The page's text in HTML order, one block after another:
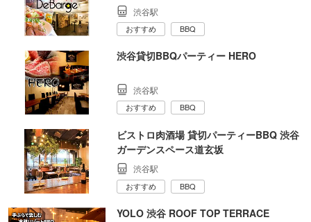
渋谷駅
おすすめ BBQ
渋谷貸切BBQパーティー HERO
渋谷駅
おすすめ BBQ
ビストロ肉酒場 貸切パーティーBBQ 渋谷
ガーデンスペース道玄坂
渋谷駅
おすすめ BBQ
YOLO 渋谷 ROOF TOP TERRACE